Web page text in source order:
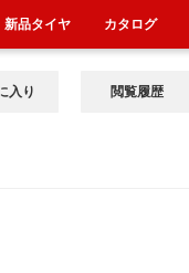
入り 閲覧履歴
新品タイヤ カタログ